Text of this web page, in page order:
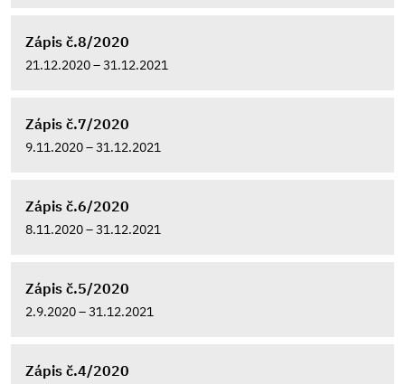
Zápis č.8/2020
21.12.2020 – 31.12.2021
Zápis č.7/2020
9.11.2020 – 31.12.2021
Zápis č.6/2020
8.11.2020 – 31.12.2021
Zápis č.5/2020
2.9.2020 – 31.12.2021
Zápis č.4/2020